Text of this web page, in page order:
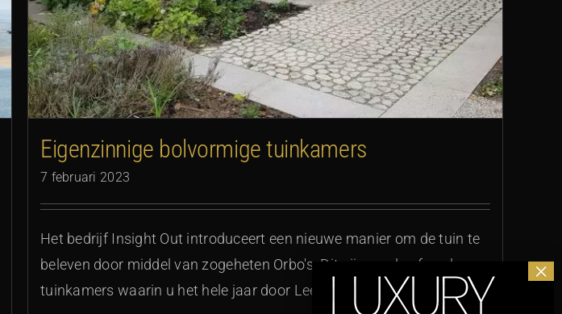
Eigenzinnige bolvormige tuinkamers
7 februari 2023
Het bedrijf Insight Out introduceert een nieuwe manier om de tuin te
beleven door middel van zogeheten Orbo's. Dit zijn ronde of ovale
tuinkamers waarin u het hele jaar door Lees meer >